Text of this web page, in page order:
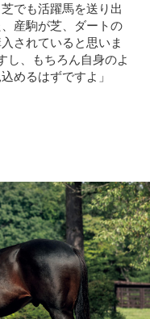
でも活躍馬を送り出
産駒が芝、ダートの
されていると思いま
し、もちろん自身のよ
めるはずですよ」